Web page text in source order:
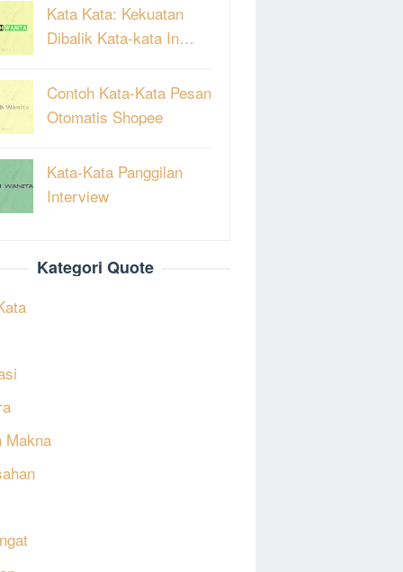
Kata Kata: Kekuatan
Dibalik Kata-kata In…
Contoh Kata-Kata Pesan
Otomatis Shopee
Kata-Kata Panggilan
Interview
Kategori Quote
Makna